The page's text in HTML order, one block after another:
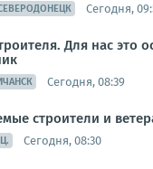
Сегодня,
Для нас это
Сегодня, 08:39
строители и
Сегодня, 08:30